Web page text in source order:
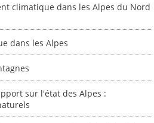
climatique dans les Alpes du Nord
dans les Alpes
sur l'état des Alpes :